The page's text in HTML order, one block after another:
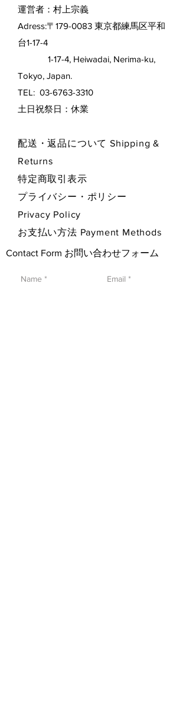
運営者：村上宗義
Adress:〒179-0083 東京都練馬区平和
台1-17-4
1-17-4, Heiwadai, Nerima-ku,
Tokyo, Japan.
TEL: 03-6763-3310
​土日祝祭日：休業
配送・返品について Shipping &
Returns
特定商取引表示
プライバシー・ポリシー
Privacy Policy
お支払い方法 Payment Methods
Contact Form お問い合わせフォーム